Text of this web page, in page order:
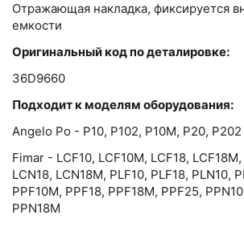
Отражающая накладка, фиксируется
емкости
Оригинальный код по деталировке:
36D9660
Подходит к моделям оборудования:
Angelo Po - P10, P102, P10M, P20, P202
Fimar - LCF10, LCF10M, LCF18,
LCN18, LCN18M, PLF10, PLF18, PLN10,
PPF10M, PPF18, PPF18M, PPF25,
PPN18M